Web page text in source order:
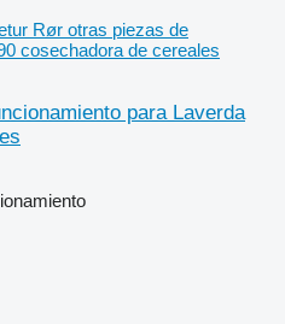
Rør otras piezas de
cosechadora de cereales
para Laverda